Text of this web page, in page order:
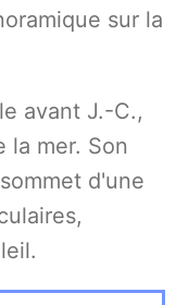
sur la
avant J.-C.,
la mer. Son
d'une